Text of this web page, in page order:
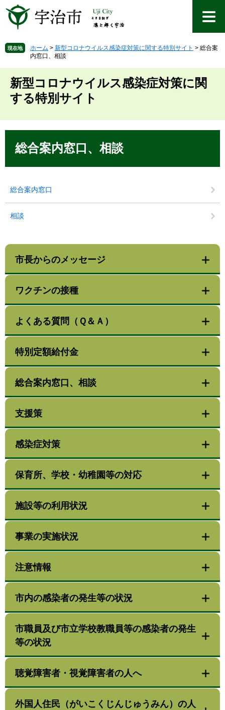
先
で
を
ば
へ
現在地 ホーム > 新型コロナウイルス感染症対策に関する特別サイト > 総合案
内窓口、相談
新型コロナウイルス感染症対策に関
する特別サイト
総合案内窓口、相談
総合案内窓口
相談
市長からのメッセージ
ワクチンの接種
よくある質問（Ｑ＆Ａ）
特別定額給付金
総合案内窓口、相談
支援策
感染症対策
保育所、学校・幼稚園等の対応
施設等の利用状況
事業の実施状況
注意情報
市内の感染者の発生等の状況
市職員及び市立学校教職員等の感染者の発生
等の状況
聴覚障害者・視覚障害者の人へ
外国人住民（がいこくじんじゅうみん）の人